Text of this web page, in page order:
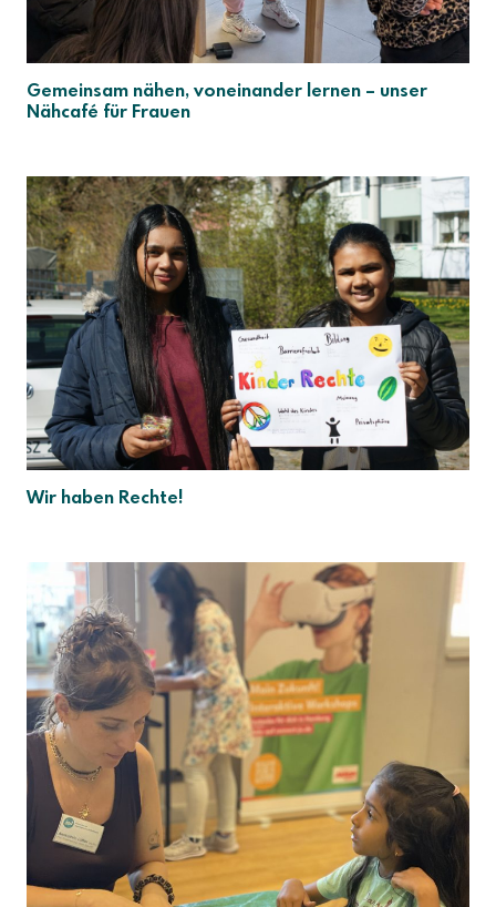
Gemeinsam nähen, voneinander lernen – unser
Nähcafé für Frauen
Wir haben Rechte!